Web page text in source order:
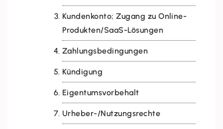
Kundenkonto; Zugang zu Online-
Produkten/SaaS-Lösungen
Zahlungsbedingungen
Kündigung
Eigentumsvorbehalt
Urheber-/Nutzungsrechte